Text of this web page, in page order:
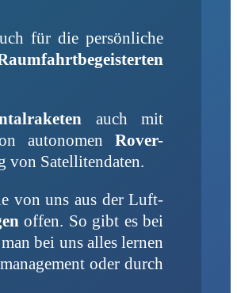
für die persönliche
auch mit
autonomenRover-
von Satellitendaten.
von uns aus der Luft-
offen. So gibt es bei
bei uns alles lernen
oder durch